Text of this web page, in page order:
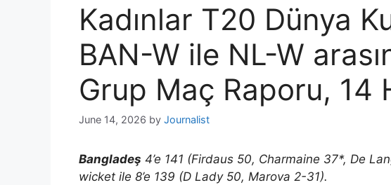
Kadınlar T20 Dünya
BAN-W ile NL-W
Grup Maç Raporu, 14
June 14, 2026 by Journalist
Bangladeş 4’e 141 (Firdaus 50, Charmaine 37*, De
wicket ile 8’e 139 (D Lady 50, Marova 2-31).